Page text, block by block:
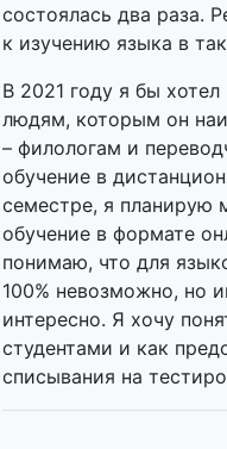
состоялась два раза.
к изучению языка в
В 2021 году я бы хотел
людям, которым он
– филологам и
обучение в
семестре, я планирую
обучение в формате
понимаю, что для
100% невозможно, но
интересно. Я хочу
студентами и как
списывания на